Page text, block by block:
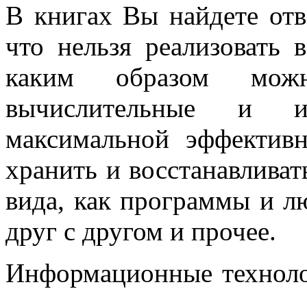
В книгах Вы найдете
что нельзя
каким образом
вычислительные и
максимальной
хранить и
вида, как программы и
друг с другом и прочее.
Информационные